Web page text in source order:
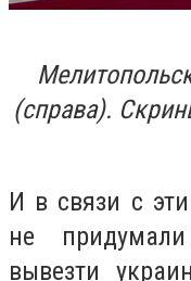
(справа).
И в связи с
не
вывезти